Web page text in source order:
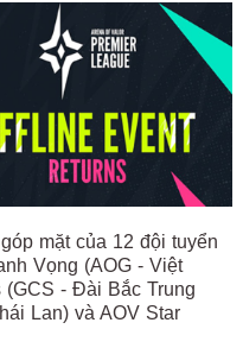
mặt của 12 đội tuyển
Vọng (AOG - Việt
(GCS - Đài Bắc Trung
Lan) và AOV Star